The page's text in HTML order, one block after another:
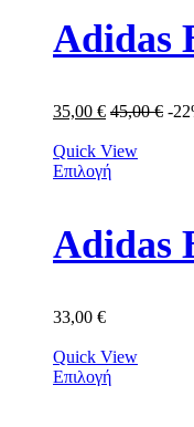
Adidas
35,00 € 45,00€ -
Quick View
Επιλογή
Adidas
33,00 €
Quick View
Επιλογή